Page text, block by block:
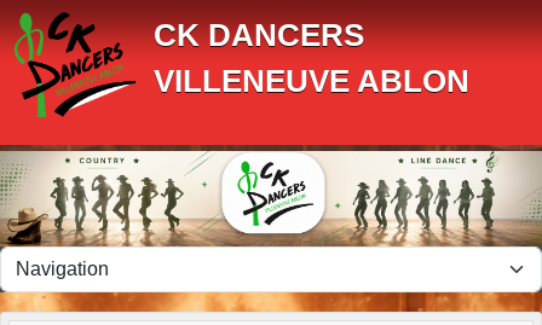
CK DANCERS
VILLENEUVE ABLON
Panneau de gestion des cookies